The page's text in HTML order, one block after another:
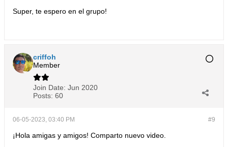
Super, te espero en el grupo!
criffoh
Member
Join Date: Jun 2020
Posts: 60
#9
06-05-2023, 03:40 PM
¡Hola amigas y amigos! Comparto nuevo video.